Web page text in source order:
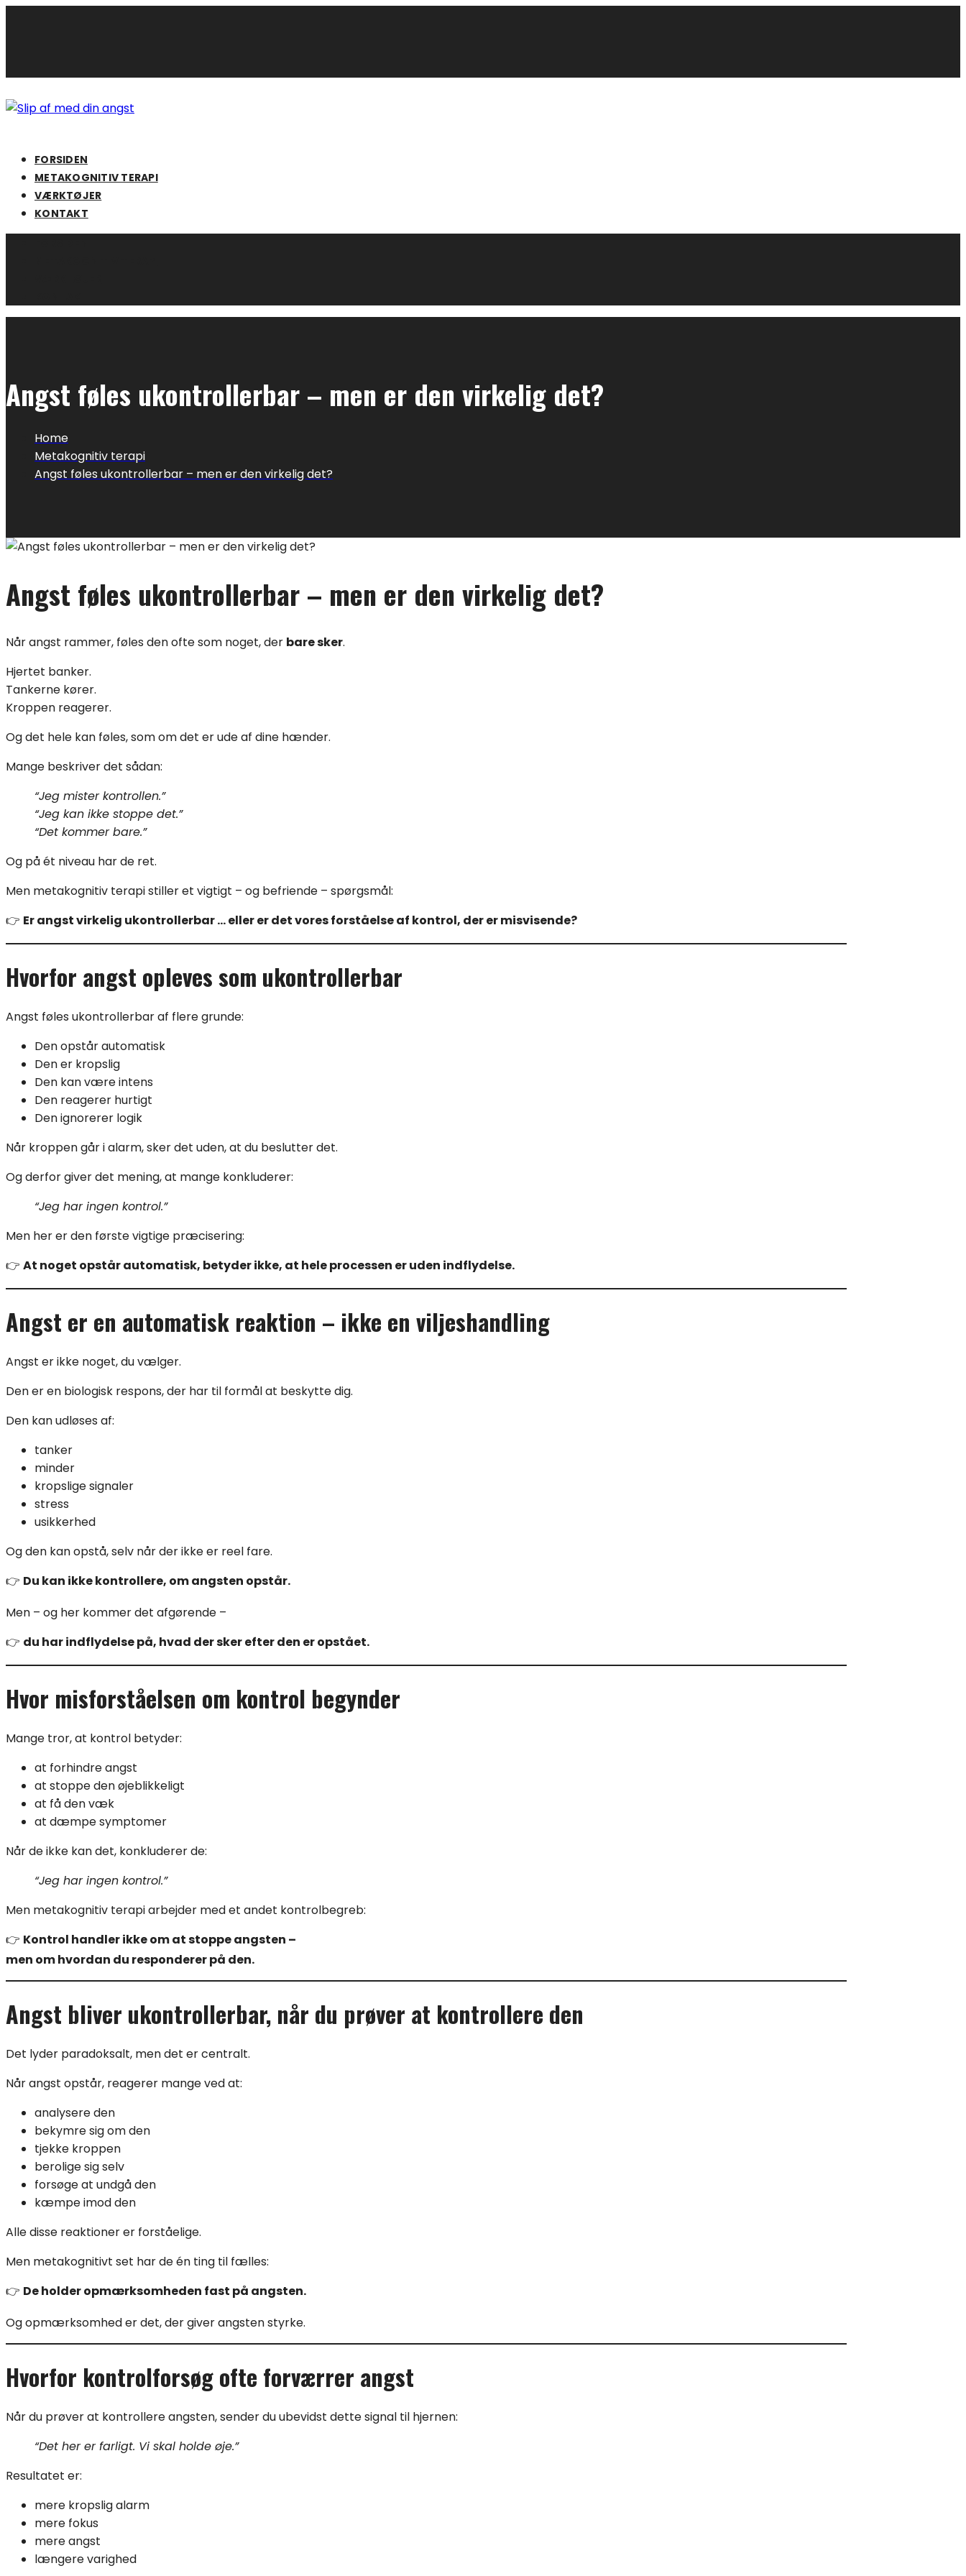
FORSIDEN
METAKOGNITIV TERAPI
VÆRKTØJER
KONTAKT
Angst føles ukontrollerbar – men er den virkelig det?
Home
Metakognitiv terapi
Angst føles ukontrollerbar – men er den virkelig det?
Angst føles ukontrollerbar – men er den virkelig det?
Når angst rammer, føles den ofte som noget, der bare sker.
Hjertet banker.
Tankerne kører.
Kroppen reagerer.
Og det hele kan føles, som om det er ude af dine hænder.
Mange beskriver det sådan:
“Jeg mister kontrollen.”
“Jeg kan ikke stoppe det.”
“Det kommer bare.”
Og på ét niveau har de ret.
Men metakognitiv terapi stiller et vigtigt – og befriende – spørgsmål:
👉 Er angst virkelig ukontrollerbar … eller er det vores forståelse af kontrol, der er misvisende?
Hvorfor angst opleves som ukontrollerbar
Angst føles ukontrollerbar af flere grunde:
Den opstår automatisk
Den er kropslig
Den kan være intens
Den reagerer hurtigt
Den ignorerer logik
Når kroppen går i alarm, sker det uden, at du beslutter det.
Og derfor giver det mening, at mange konkluderer:
“Jeg har ingen kontrol.”
Men her er den første vigtige præcisering:
👉 At noget opstår automatisk, betyder ikke, at hele processen er uden indflydelse.
Angst er en automatisk reaktion – ikke en viljeshandling
Angst er ikke noget, du vælger.
Den er en biologisk respons, der har til formål at beskytte dig.
Den kan udløses af:
tanker
minder
kropslige signaler
stress
usikkerhed
Og den kan opstå, selv når der ikke er reel fare.
👉 Du kan ikke kontrollere, om angsten opstår.
Men – og her kommer det afgørende –
👉 du har indflydelse på, hvad der sker efter den er opstået.
Hvor misforståelsen om kontrol begynder
Mange tror, at kontrol betyder:
at forhindre angst
at stoppe den øjeblikkeligt
at få den væk
at dæmpe symptomer
Når de ikke kan det, konkluderer de:
“Jeg har ingen kontrol.”
Men metakognitiv terapi arbejder med et andet kontrolbegreb:
👉 Kontrol handler ikke om at stoppe angsten –
men om hvordan du responderer på den.
Angst bliver ukontrollerbar, når du prøver at kontrollere den
Det lyder paradoksalt, men det er centralt.
Når angst opstår, reagerer mange ved at:
analysere den
bekymre sig om den
tjekke kroppen
berolige sig selv
forsøge at undgå den
kæmpe imod den
Alle disse reaktioner er forståelige.
Men metakognitivt set har de én ting til fælles:
👉 De holder opmærksomheden fast på angsten.
Og opmærksomhed er det, der giver angsten styrke.
Hvorfor kontrolforsøg ofte forværrer angst
Når du prøver at kontrollere angsten, sender du ubevidst dette signal til hjernen:
“Det her er farligt. Vi skal holde øje.”
Resultatet er:
mere kropslig alarm
mere fokus
mere angst
længere varighed